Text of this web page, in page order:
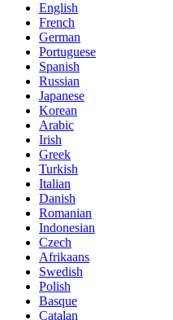
English
French
German
Portuguese
Spanish
Russian
Japanese
Korean
Arabic
Irish
Greek
Turkish
Italian
Danish
Romanian
Indonesian
Czech
Afrikaans
Swedish
Polish
Basque
Catalan